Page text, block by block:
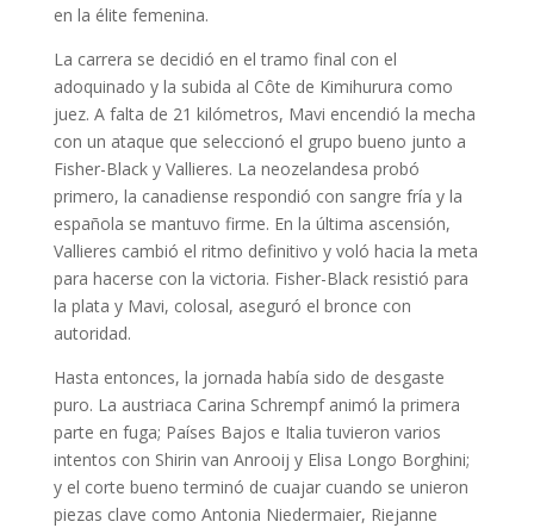
en la élite femenina.
La carrera se decidió en el tramo final con el
adoquinado y la subida al Côte de Kimihurura como
juez. A falta de 21 kilómetros, Mavi encendió la mecha
con un ataque que seleccionó el grupo bueno junto a
Fisher-Black y Vallieres. La neozelandesa probó
primero, la canadiense respondió con sangre fría y la
española se mantuvo firme. En la última ascensión,
Vallieres cambió el ritmo definitivo y voló hacia la meta
para hacerse con la victoria. Fisher-Black resistió para
la plata y Mavi, colosal, aseguró el bronce con
autoridad.
Hasta entonces, la jornada había sido de desgaste
puro. La austriaca Carina Schrempf animó la primera
parte en fuga; Países Bajos e Italia tuvieron varios
intentos con Shirin van Anrooij y Elisa Longo Borghini;
y el corte bueno terminó de cuajar cuando se unieron
piezas clave como Antonia Niedermaier, Riejanne